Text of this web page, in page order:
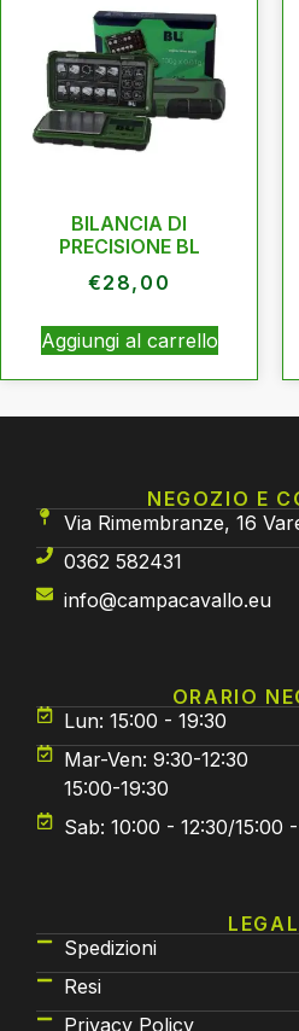
BILANCIA DI
PRECISIONE BL
€28,00
Aggiungi al carrello
NEGOZIO E
Via Rimembranze, 16
0362 582431
info@campacavallo.eu
ORARIO
Lun: 15:00 - 19:30
Mar-Ven: 9:30-12:30
15:00-19:30
Sab: 10:00 - 12:30/15:00
Spedizioni
Resi
Privacy Policy